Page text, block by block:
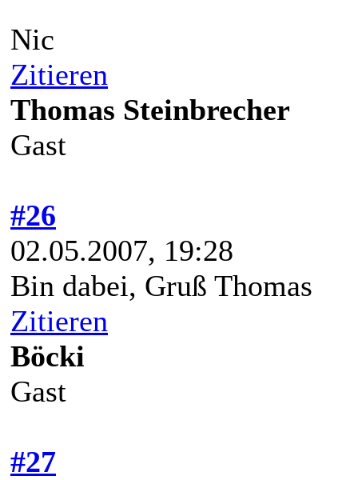
Nic
Zitieren
Thomas Steinbrecher
Gast
#26
02.05.2007, 19:28
Bin dabei, Gruß Thomas
Zitieren
Böcki
Gast
#27